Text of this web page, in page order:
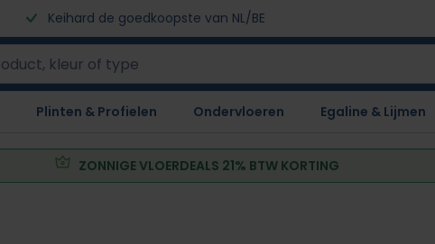
Keihard de goedkoopste van NL/BE
Plinten & Profielen Ondervloeren Egaline & Lijmen
ZONNIGE VLOERDEALS 21% BTW KORTING